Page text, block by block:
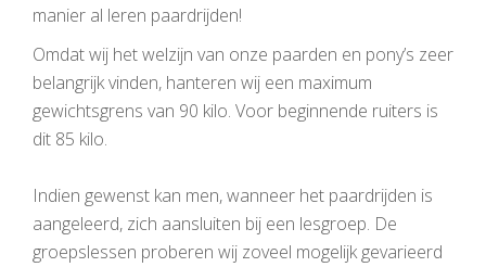
manier al leren paardrijden!
Omdat wij het welzijn van onze paarden en pony’s zeer
belangrijk vinden, hanteren wij een maximum
gewichtsgrens van 90 kilo. Voor beginnende ruiters is
dit 85 kilo.
Indien gewenst kan men, wanneer het paardrijden is
aangeleerd, zich aansluiten bij een lesgroep. De
groepslessen proberen wij zoveel mogelijk gevarieerd